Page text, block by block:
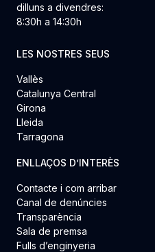
dilluns a divendres:
8:30h a 14:30h
LES NOSTRES SEUS
Vallès
Catalunya Central
Girona
Lleida
Tarragona
ENLLAÇOS D’INTERÈS
Contacte i com arribar
Canal de denúncies
Transparència
Sala de premsa
Fulls d’enginyeria